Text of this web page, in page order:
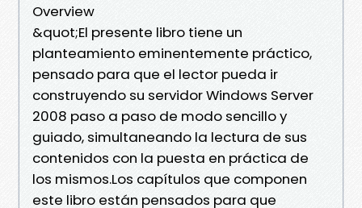
Overview
&quot;El presente libro tiene un
planteamiento eminentemente práctico,
pensado para que el lector pueda ir
construyendo su servidor Windows Server
2008 paso a paso de modo sencillo y
guiado, simultaneando la lectura de sus
contenidos con la puesta en práctica de
los mismos.Los capítulos que componen
este libro están pensados para que